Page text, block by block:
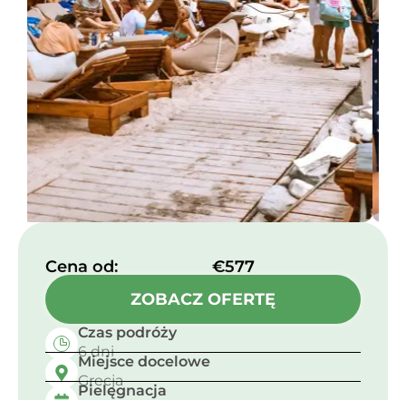
Cena od:​
€577
ZOBACZ OFERTĘ
Czas podróży
6 dni
Miejsce docelowe
Grecja
Pielęgnacja